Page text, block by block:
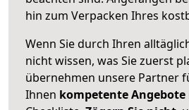
hin zum Verpacken Ihres
Wenn Sie durch Ihren
nicht wissen, was Sie zuerst
übernehmen unsere Partner
Ihnen kompetente Angebote